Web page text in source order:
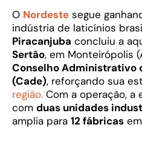
O Nordeste segue
indústria de laticínios
Piracanjuba concluiu a
Sertão, em Monteirópolis
Conselho Administrativo
(Cade), reforçando sua
região. Com a operação, a
com duas unidades
amplia para 12 fábricas